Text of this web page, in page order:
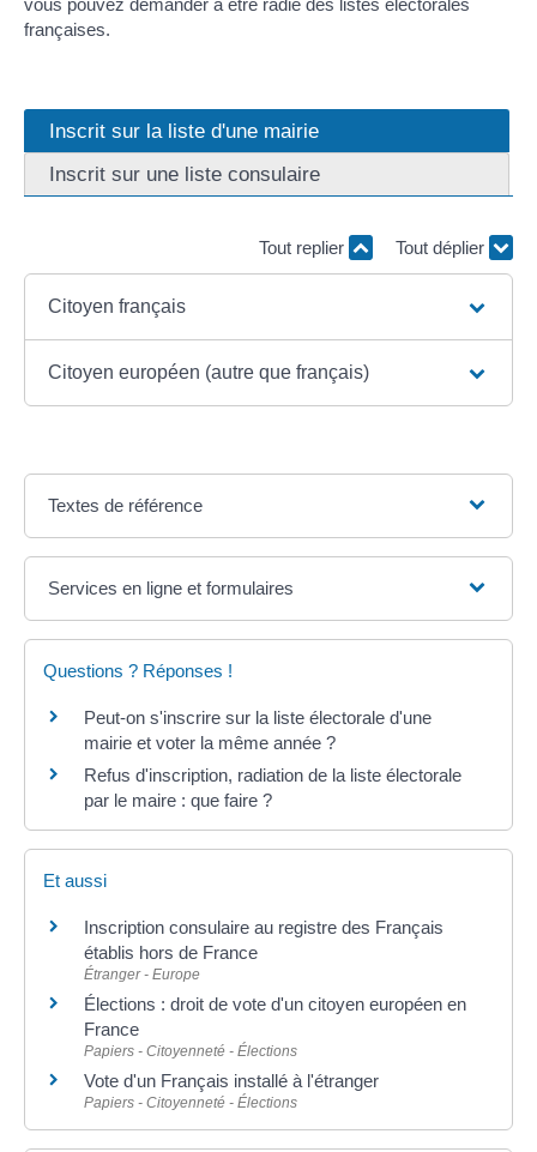
françaises.
Inscrit sur la liste d'une mairie
Inscrit sur une liste consulaire
Tout replier Tout déplier
Citoyen français
Citoyen européen (autre que français)
Textes de référence
Services en ligne et formulaires
Questions ? Réponses !
Peut-on s'inscrire sur la liste électorale d'une
mairie et voter la même année ?
Refus d'inscription, radiation de la liste électorale
par le maire : que faire ?
Et aussi
Inscription consulaire au registre des Français
établis hors de France
Étranger - Europe
Élections : droit de vote d'un citoyen européen en
France
Papiers - Citoyenneté - Élections
Vote d'un Français installé à l'étranger
Papiers - Citoyenneté - Élections